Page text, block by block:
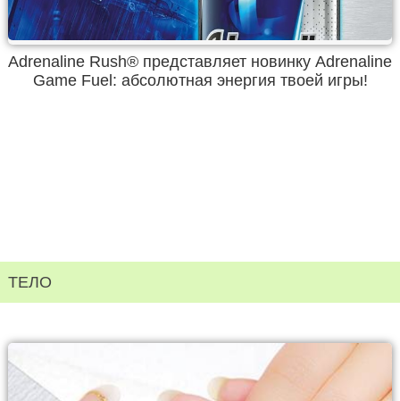
Adrenaline Rush® представляет новинку Adrenaline
Game Fuel: абсолютная энергия твоей игры!
ТЕЛО